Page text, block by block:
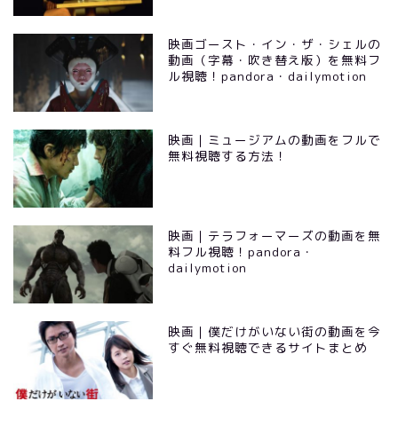
映画ゴースト・イン・ザ・シェルの
動画（字幕・吹き替え版）を無料フ
ル視聴！pandora・dailymotion
映画｜ミュージアムの動画をフルで
無料視聴する方法！
映画｜テラフォーマーズの動画を無
料フル視聴！pandora・
dailymotion
映画｜僕だけがいない街の動画を今
すぐ無料視聴できるサイトまとめ